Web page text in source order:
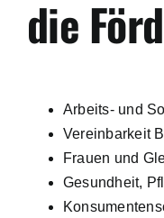
die
Arbeits- und
Vereinbarkeit
Frauen und
Gesundheit,